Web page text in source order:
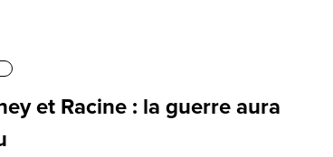
et Racine : la guerre aura